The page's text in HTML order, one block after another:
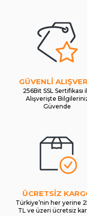
GÜVENLİ
256Bit SSL Sertifikası
Alışverişte
Güvende
ÜCRETSİZ
Türkiye’nin her yerine
TL ve üzeri ücretsiz